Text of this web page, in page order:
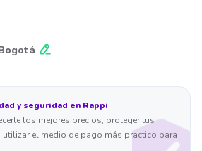
y seguridad en Rappi
los mejores precios, proteger tus
el medio de pago más practico para